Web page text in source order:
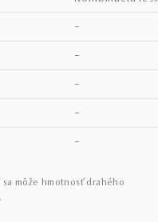
–
–
–
–
–
môže hmotnosť drahého